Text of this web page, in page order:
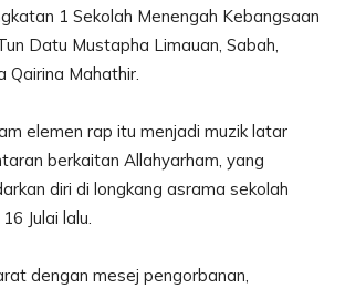
1 Sekolah Menengah Kebangsaan
Datu Mustapha Limauan, Sabah,
Qairina Mahathir.
elemen rap itu menjadi muzik latar
berkaitan Allahyarham, yang
diri di longkang asrama sekolah
Julai lalu.
dengan mesej pengorbanan,